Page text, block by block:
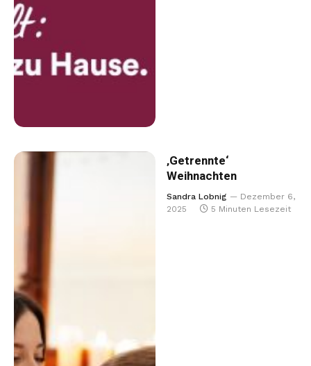
‚Getrennte‘
Weihnachten
Sandra Lobnig
Dezember 6,
2025
5 Minuten Lesezeit